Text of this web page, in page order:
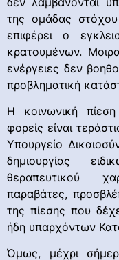
της ομάδας
επιφέρει ο
κρατουμένων.
ενέργειες δεν
προβληματική
Η κοινωνική
φορείς είναι
Υπουργείο
δημιουργίας
θεραπευτικού
παραβάτες,
της πίεσης που
ήδη υπαρχόντων
Όμως, μέχρι